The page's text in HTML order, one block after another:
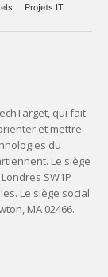
Projets IT